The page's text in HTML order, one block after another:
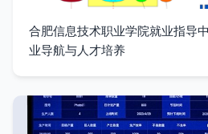
合肥信息技术职业学院就业指导
业导航与人才培养